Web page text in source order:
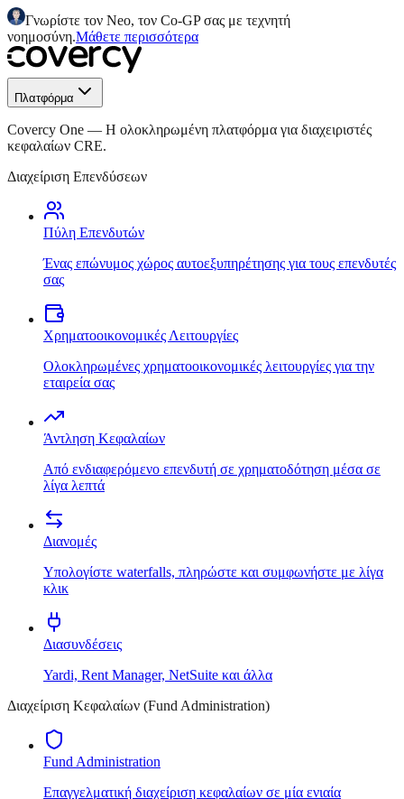
Γνωρίστε τον Neo, τον Co-GP σας με τεχνητή
νοημοσύνη.Μάθετε περισσότερα
Πλατφόρμα
Covercy One — Η ολοκληρωμένη πλατφόρμα για διαχειριστές
κεφαλαίων CRE.
Διαχείριση Επενδύσεων
Πύλη Επενδυτών
Ένας επώνυμος χώρος αυτοεξυπηρέτησης για τους επενδυτές
σας
Χρηματοοικονομικές Λειτουργίες
Ολοκληρωμένες χρηματοοικονομικές λειτουργίες για την
εταιρεία σας
Άντληση Κεφαλαίων
Από ενδιαφερόμενο επενδυτή σε χρηματοδότηση μέσα σε
λίγα λεπτά
Διανομές
Υπολογίστε waterfalls, πληρώστε και συμφωνήστε με λίγα
κλικ
Διασυνδέσεις
Yardi, Rent Manager, NetSuite και άλλα
Διαχείριση Κεφαλαίων (Fund Administration)
Fund Administration
Επαγγελματική διαχείριση κεφαλαίων σε μία ενιαία